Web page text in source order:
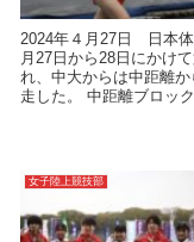
2024年４月27日 日本体
月27日から28日にかけ
れ、中大からは中距離
走した。 中距離ブロック
女子陸上競技部